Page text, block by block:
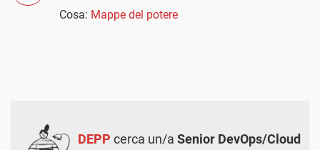
Cosa: Mappe del potere
DEPP cerca un/a Senior DevOps/Cloud